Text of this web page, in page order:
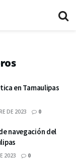
en Tamaulipas
DE 2023 0
navegación del
2023 0